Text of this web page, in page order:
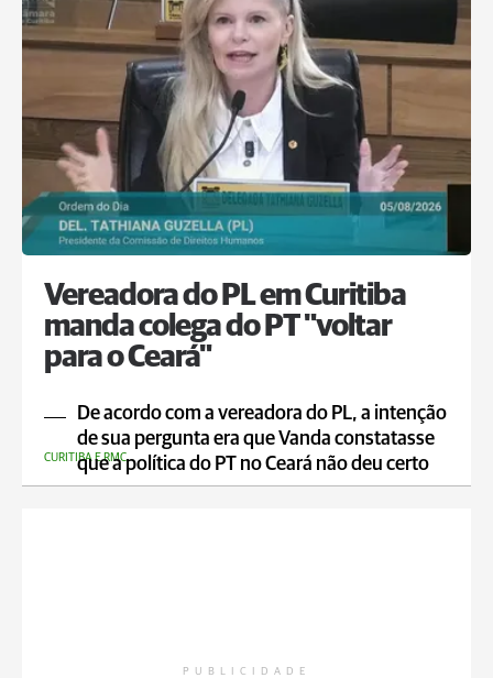
Vereadora do PL em Curitiba
manda colega do PT "voltar
para o Ceará"
De acordo com a vereadora do PL, a intenção
de sua pergunta era que Vanda constatasse
que a política do PT no Ceará não deu certo
CURITIBA E RMC
PUBLICIDADE